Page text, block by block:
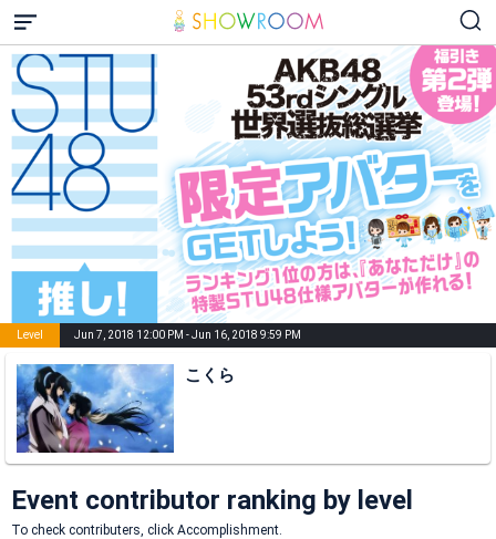
Level Jun 7, 2018 12:00 PM - Jun 16, 2018 9:59 PM
こくら
Event contributor ranking by level
To check contributers, click Accomplishment.